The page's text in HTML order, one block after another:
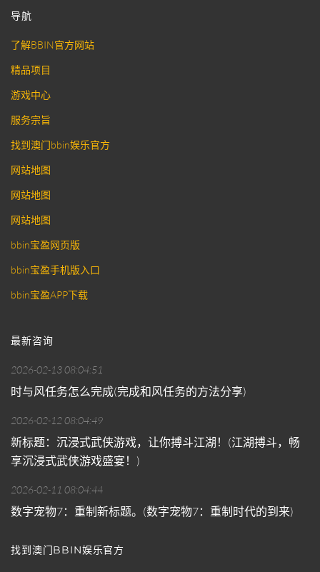
导航
了解BBIN官方网站
精品项目
游戏中心
服务宗旨
找到澳门bbin娱乐官方
网站地图
网站地图
网站地图
bbin宝盈网页版
bbin宝盈手机版入口
bbin宝盈APP下载
最新咨询
2026-02-13 08:04:51
时与风任务怎么完成(完成和风任务的方法分享)
2026-02-12 08:04:49
新标题：沉浸式武侠游戏，让你搏斗江湖！(江湖搏斗，畅
享沉浸式武侠游戏盛宴！)
2026-02-11 08:04:44
数字宠物7：重制新标题。(数字宠物7：重制时代的到来)
找到澳门BBIN娱乐官方